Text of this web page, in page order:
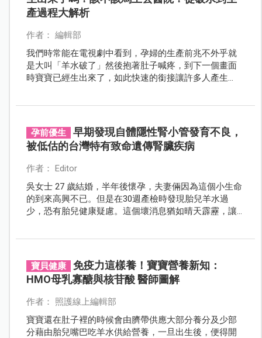
產過程大解析
作者： 編輯部
我們時常能在電視劇中看到，孕婦的生產前兆不外乎就
是大叫「羊水破了」然後抱著肚子喊疼，到下一個畫面
時寶寶已經生出來了，如此快速的銜接讓許多人產生
孕前優生
早期發現自體隱性腎小管發育不良，
被低估的台灣特有致命遺傳腎臟疾病
作者： Editor
吳女士 27 歲結婚，半年後懷孕，夫妻倆因為這個小生命
的到來高興不已。但是在30週產檢時發現胎兒羊水過
少，恐有胎兒健康疑慮。這個壞消息猶如晴天霹靂，讓
寶貝健康
免疫力這樣養！寶寶營養新知：
HMO母乳寡醣與核苷酸 醫師圖解
作者： 照護線上編輯部
寶寶還在肚子裡的時候會由臍帶供應大部分養分及少部
分藉由胎兒嘴巴吃羊水供給營養，一旦出生後，便得開